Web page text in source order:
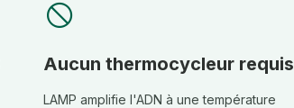
block
Aucun thermocycleur requis
LAMP amplifie l'ADN à une température